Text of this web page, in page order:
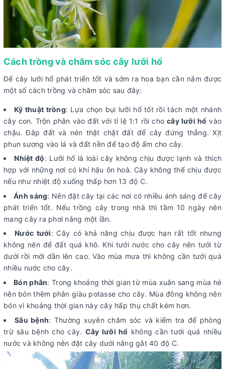
Cách trồng và chăm sóc cây lưỡi hổ
Để cây lưỡi hổ phát triển tốt và sớm ra hoa bạn cần nắm được
một số cách trồng và chăm sóc sau đây:
Kỹ thuật trồng: Lựa chọn bụi lưỡi hổ tốt rồi tách một nhánh
cây con. Trộn phân vào đất với tỉ lệ 1:1 rồi chocây lưỡi hổ vào
chậu. Đắp đất và nén thật chặt đất để cây đứng thẳng. Xịt
phun sương vào lá và đất nền để tạo độ ẩm cho cây.
Nhiệt độ: Lưỡi hổ là loài cây không chịu được lạnh và thích
hợp với những nơi có khí hậu ôn hoà. Cây không thể chịu được
nếu như nhiệt độ xuống thấp hơn 13 độ C.
Ánh sáng: Nên đặt cây tại các nơi có nhiều ánh sáng để cây
phát triển tốt. Nếu trồng cây trong nhà thì tầm 10 ngày nên
mang cây ra phơi nắng một lần.
Nước tưới: Cây có khả năng chịu được hạn rất tốt nhưng
không nên để đất quá khô. Khi tưới nước cho cây nên tưới từ
dưới rồi mới dần lên cao. Vào mùa mưa thì không cần tưới quá
nhiều nước cho cây.
Bón phân: Trong khoảng thời gian từ mùa xuân sang mùa hè
nên bón thêm phân giàu potasse cho cây. Mùa đông không nên
bón vì khoảng thời gian này cây hấp thụ chất kém hơn.
Sâu bệnh: Thường xuyên chăm sóc và kiểm tra để phòng
trừ sâu bệnh cho cây. Cây lưỡi hổ không cần tưới quá nhiều
nước và không nên đặt cây dưới nắng gắt 40 độ C.